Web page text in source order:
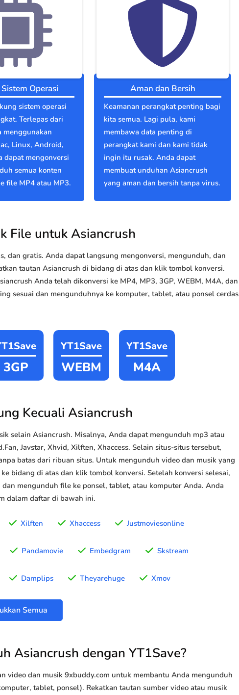
Operasi
sistem operasi
Terlepas dari
menggunakan
Linux, Android,
dapat mengonversi
semua konten
file MP4 atau MP3.
Aman dan Bersih
Keamanan perangkat penting bagi
kita semua. Lagi pula, kami
membawa data penting di
perangkat kami dan kami tidak
ingin itu rusak. Anda dapat
membuat unduhan Asiancrush
yang aman dan bersih tanpa virus.
File untuk Asiancrush
dan gratis. Anda dapat langsung mengonversi, mengunduh, dan
tautan Asiancrush di bidang di atas dan klik tombol konversi.
Anda telah dikonversi ke MP4, MP3, 3GP, WEBM, M4A, dan
sesuai dan mengunduhnya ke komputer, tablet, atau ponsel cerdas
3GP
YT1Save
WEBM
YT1Save
M4A
Kecuali Asiancrush
selain Asiancrush. Misalnya, Anda dapat mengunduh mp3 atau
Javstar, Xhvid, Xilften, Xhaccess. Selain situs-situs tersebut,
batas dari ribuan situs. Untuk mengunduh video dan musik yang
bidang di atas dan klik tombol konversi. Setelah konversi selesai,
mengunduh file ke ponsel, tablet, atau komputer Anda. Anda
dalam daftar di bawah ini.
Xilften Xhaccess Justmoviesonline
Pandamovie Embedgram Skstream
Damplips Theyarehuge Xmov
Semua
Asiancrush dengan YT1Save?
video dan musik 9xbuddy.com untuk membantu Anda mengunduh
tablet, ponsel). Rekatkan tautan sumber video atau musik